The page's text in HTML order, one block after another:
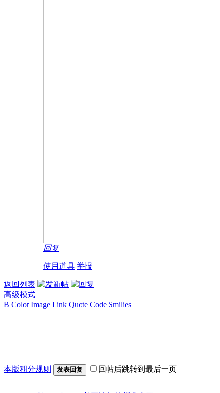
回复
使用道具 举报
返回列表
高级模式
B Color Image Link Quote Code Smilies
本版积分规则 发表回复 回帖后跳转到最后一页